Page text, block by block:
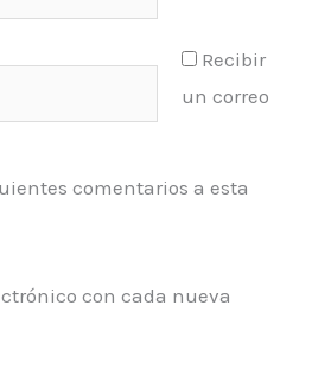
Recibir
un correo
comentarios a esta
con cada nueva